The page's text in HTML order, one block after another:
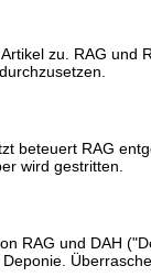
zu. RAG
beteuert RAG
wird gestritten.
RAG und DAH